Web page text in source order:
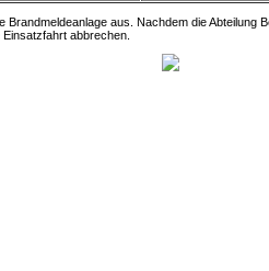
Brandmeldeanlage aus. Nachdem die Abteilung
abbrechen.